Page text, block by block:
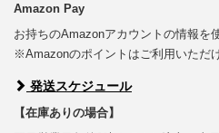
Amazon Pay
お持ちのAmazonアカウントの情報を
※Amazonのポイントはご利用いただ
発送スケジュール
【在庫ありの場合】